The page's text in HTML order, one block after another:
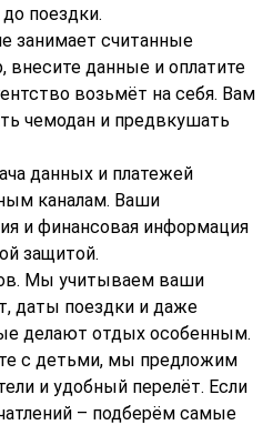
поездки.
занимает считанные
внесите данные и оплатите
возьмёт на себя. Вам
чемодан и предвкушать
данных и платежей
каналам. Ваши
и финансовая информация
защитой.
Мы учитываем ваши
даты поездки и даже
делают отдых особенным.
с детьми, мы предложим
и удобный перелёт. Если
– подберём самые